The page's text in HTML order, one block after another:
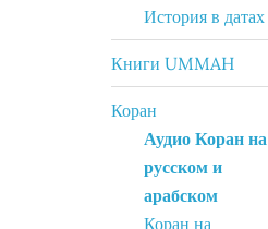
История в датах
Книги UMMAH
Коран
Аудио Коран на
русском и
арабском
Коран на